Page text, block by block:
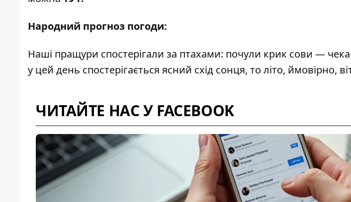
Народний прогноз погоди:
Наші пращури спостерігали за птахами: почули крик сови —
у цей день спостерігається ясний схід сонця, то літо, ймовірно,
ЧИТАЙТЕ НАС У FACEBOOK